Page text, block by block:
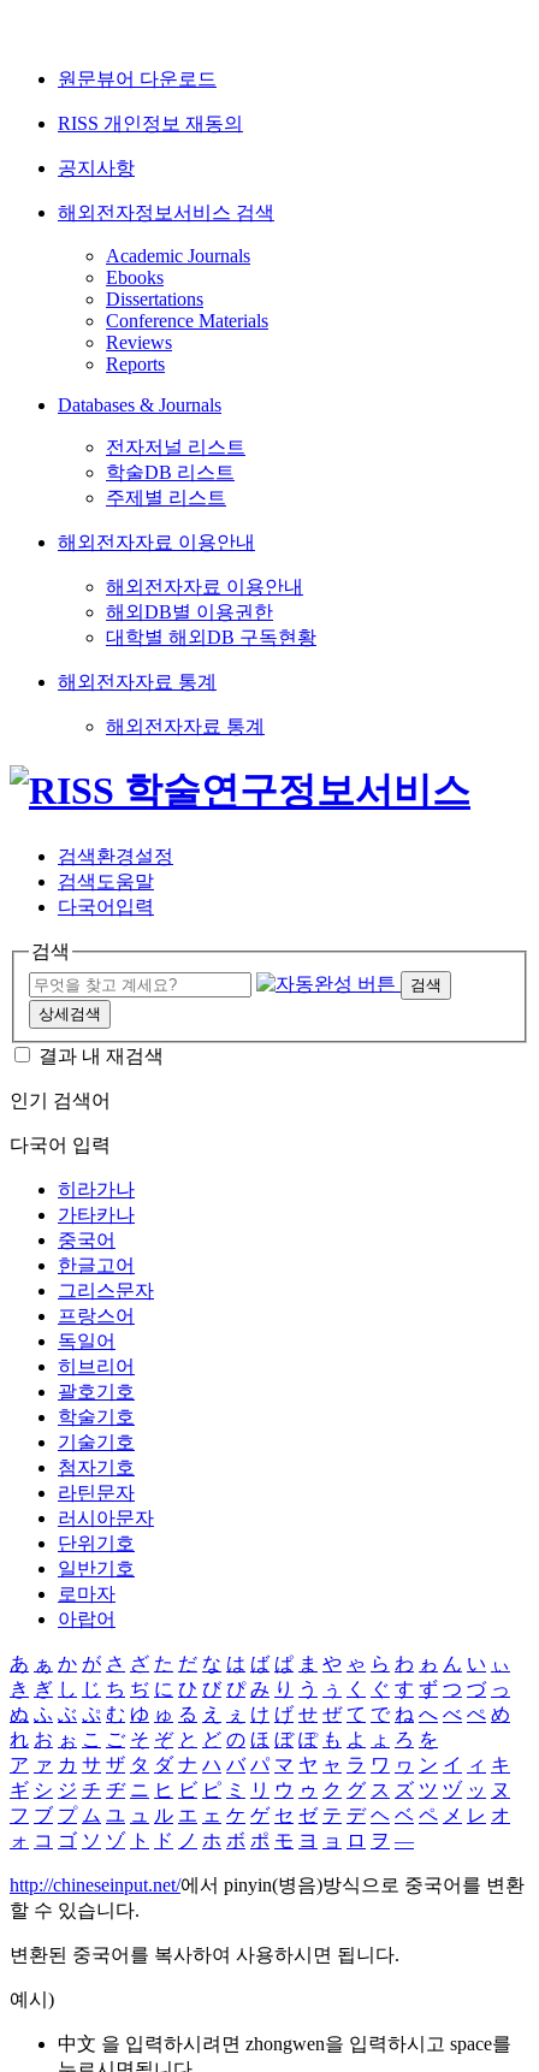
원문뷰어 다운로드
RISS 개인정보 재동의
공지사항
해외전자정보서비스 검색
Academic Journals
Ebooks
Dissertations
Conference Materials
Reviews
Reports
Databases & Journals
전자저널 리스트
학술DB 리스트
주제별 리스트
해외전자자료 이용안내
해외전자자료 이용안내
해외DB별 이용권한
대학별 해외DB 구독현황
해외전자자료 통계
해외전자자료 통계
검색환경설정
검색도움말
다국어입력
검색
검색
상세검색
결과 내 재검색
인기 검색어
다국어 입력
히라가나
가타카나
중국어
한글고어
그리스문자
프랑스어
독일어
히브리어
괄호기호
학술기호
기술기호
첨자기호
라틴문자
러시아문자
단위기호
일반기호
로마자
아랍어
あ ぁ か が さ ざ た だ な は ば ぱ ま や ゃ ら わ ゎ ん い ぃ
き ぎ し じ ち ぢ に ひ び ぴ み り う ぅ く ぐ す ず つ づ っ
ぬ ふ ぶ ぷ む ゆ ゅ る え ぇ け げ せ ぜ て で ね へ べ ぺ め
れ お ぉ こ ご そ ぞ と ど の ほ ぼ ぽ も よ ょ ろ を
ア ァ カ サ ザ タ ダ ナ ハ バ パ マ ヤ ャ ラ ワ ヮ ン イ ィ キ
ギ シ ジ チ ヂ ニ ヒ ビ ピ ミ リ ウ ゥ ク グ ス ズ ツ ヅ ッ ヌ
フ ブ プ ム ユ ュ ル エ ェ ケ ゲ セ ゼ テ デ ヘ ベ ペ メ レ オ
ォ コ ゴ ソ ゾ ト ド ノ ホ ボ ポ モ ヨ ョ ロ ヲ ―
http://chineseinput.net/에서 pinyin(병음)방식으로 중국어를 변환
할 수 있습니다.
변환된 중국어를 복사하여 사용하시면 됩니다.
예시)
中文 을 입력하시려면 zhongwen을 입력하시고 space를